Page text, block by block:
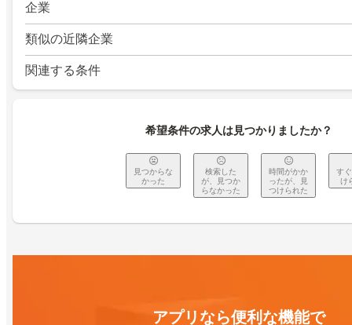
企業
類似の近隣企業
関連する条件
希望条件の求人は見つかりましたか？
見つからな
かった
検索した
が、見つか
らなかった
時間がかか
ったが、見
つけられた
す
け
アプリなら便利な機能で